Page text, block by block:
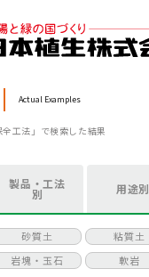
MENU
Actual Examples
全工法」で検索した結果
製品・工法
別 用途別
砂質土 粘質土
岩塊・玉石
軟岩